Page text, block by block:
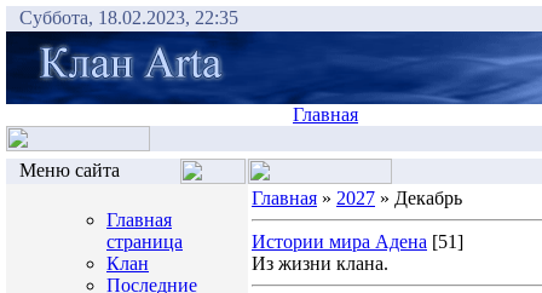
Суббота, 18.02.2023, 22:35
Главная
Меню сайта
Главная
страница
Клан
Последние
Главная » 2027 » Декабрь
Истории мира Адена [51]
Из жизни клана.